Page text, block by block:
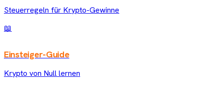
Steuerregeln für Krypto-Gewinne
📖
Einsteiger-Guide
Krypto von Null lernen